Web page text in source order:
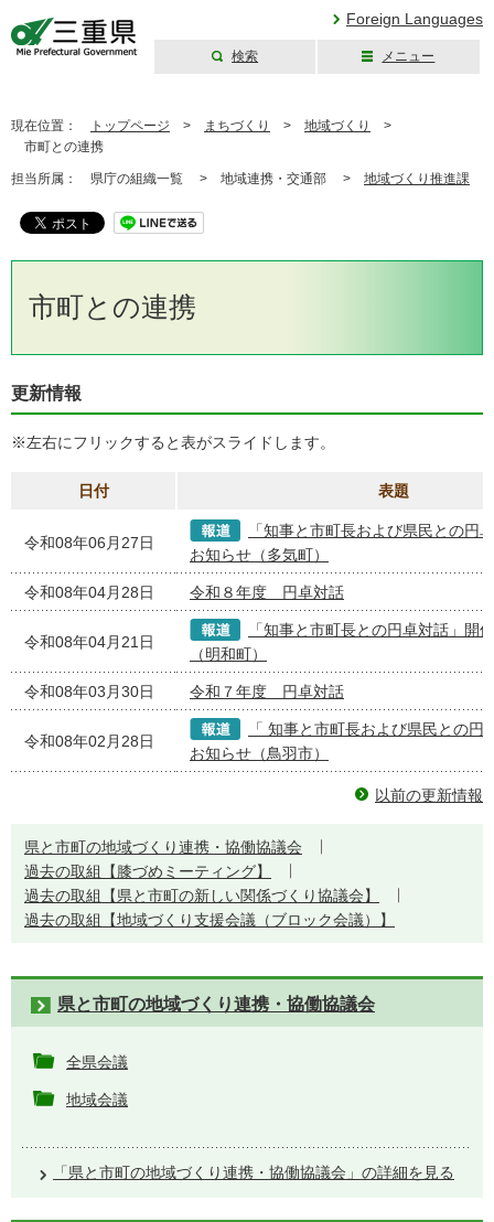
Foreign Languages
検索 メニュー
現在位置： トップページ > まちづくり > 地域づくり
>
市町との連携
担当所属： 県庁の組織一覧 > 地域連携・交通部 > 地域づくり推進課
市町との連携
更新情報
※左右にフリックすると表がスライドします。
日付 表題
令和08年06月27日
「知事と市町長および県民との円
お知らせ（多気町）
令和08年04月28日 令和８年度 円卓対話
令和08年04月21日
「知事と市町長との円卓対話」開
（明和町）
令和08年03月30日 令和７年度 円卓対話
令和08年02月28日
「 知事と市町長および県民との円
お知らせ（鳥羽市）
以前の更新情報
県と市町の地域づくり連携・協働協議会
過去の取組【膝づめミーティング】
過去の取組【県と市町の新しい関係づくり協議会】
過去の取組【地域づくり支援会議（ブロック会議）】
県と市町の地域づくり連携・協働協議会
全県会議
地域会議
「県と市町の地域づくり連携・協働協議会」の詳細を見る